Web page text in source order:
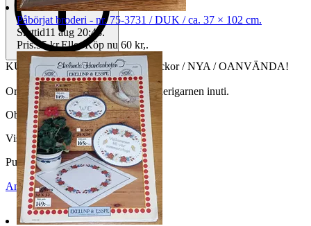
KULLA-GARN, nr. 486 / 20 st dockor / NYA / OANVÄNDA!
Orginalkartong medföljer, med broderigarnen inuti.
Objektnr 730 543 400
Visningar 36
Publicerad 7 maj 21:03
Anmäl Sälj liknande
Påbörjat broderi - nr. 75-3731 / DUK / ca. 37 × 102 cm.
Sluttid11 aug 20:43.
Pris:55 kr,Eller Köp nu 60 kr,.